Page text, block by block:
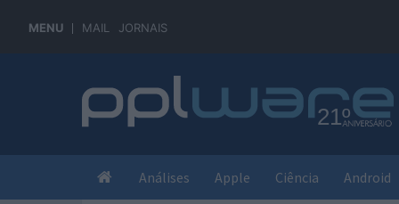
MENU MAIL JORNAIS
Análises Apple Ciência Android